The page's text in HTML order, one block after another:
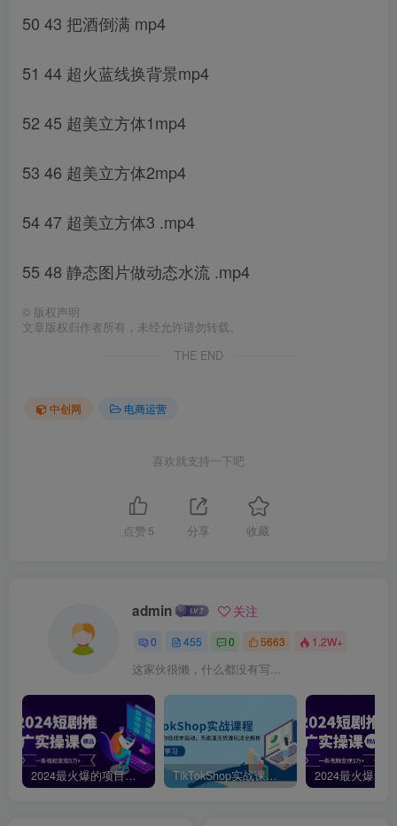
50 43 把酒倒满 mp4
51 44 超火蓝线换背景mp4
52 45 超美立方体1mp4
53 46 超美立方体2mp4
54 47 超美立方体3 .mp4
55 48 静态图片做动态水流 .mp4
© 版权声明
文章版权归作者所有，未经允许请勿转载。
THE END
中创网 电商运营
喜欢就支持一下吧
点赞 5 分享 收藏
admin 关注
0 455 0 5663 1.2W+
这家伙很懒，什么都没有写...
2024最火爆的项目短剧推广实操课，一条视频变现5万+【附软件工具】 TikTokShop实战课程，手把手教你低成本启动，东南亚无货源玩法全解析